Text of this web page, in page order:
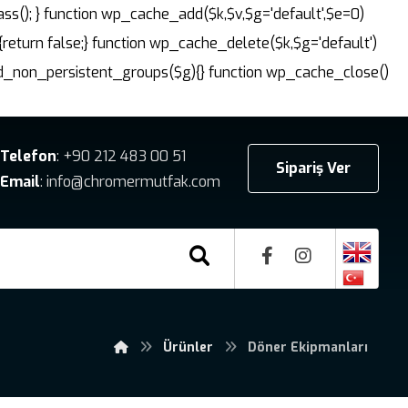
} function wp_cache_add($k,$v,$g='default',$e=0)
false;} function wp_cache_delete($k,$g='default')
function wp_cache_close()
Sipariş Ver
Telefon: +90 212 483 00 51
Email: info@chromermutfak.com
Ürünler Döner Ekipmanları